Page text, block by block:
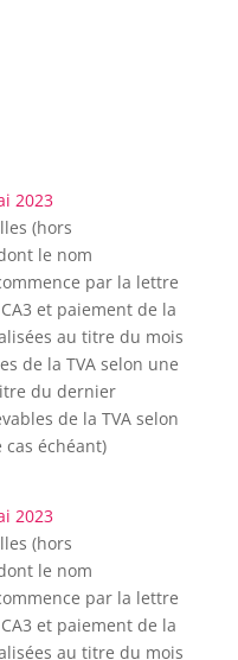
2023
(hors
le nom
par la lettre
et paiement de la
au titre du mois
de la TVA selon une
du dernier
de la TVA selon
échéant)
2023
(hors
le nom
par la lettre
et paiement de la
au titre du mois